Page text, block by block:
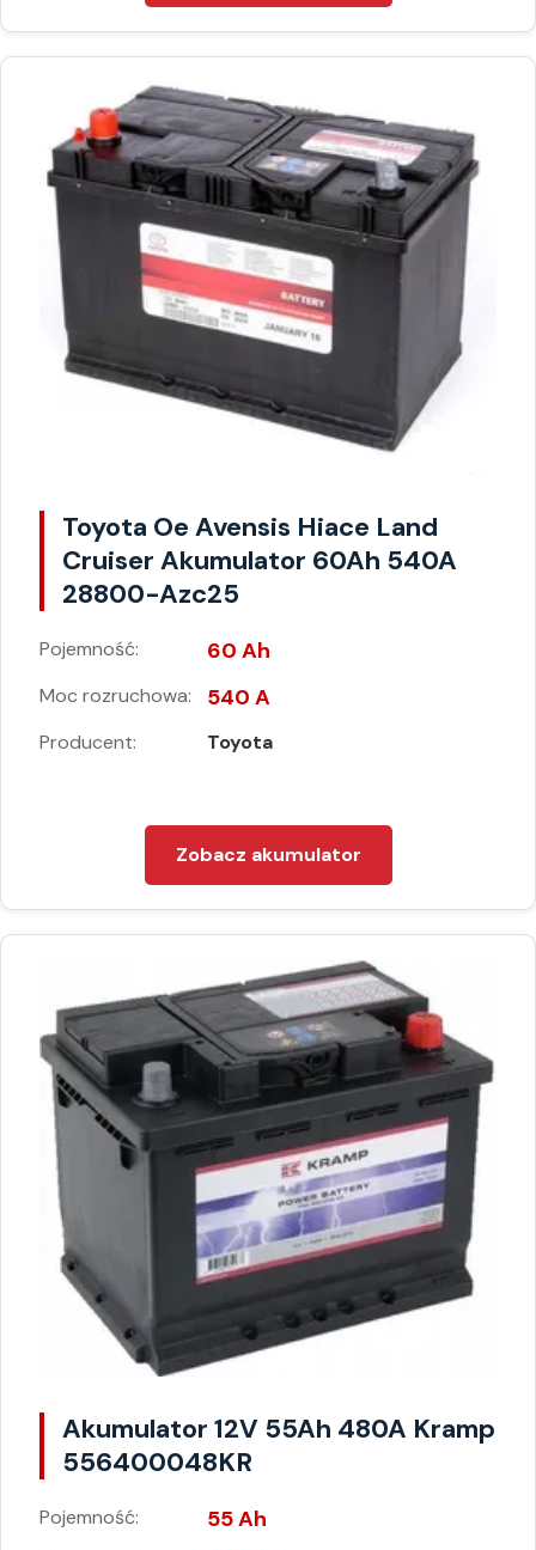
Toyota Oe Avensis Hiace Land
Cruiser Akumulator 60Ah 540A
28800-Azc25
Pojemność: 60 Ah
Moc rozruchowa: 540 A
Producent: Toyota
Zobacz akumulator
Akumulator 12V 55Ah 480A Kramp
556400048KR
Pojemność: 55 Ah